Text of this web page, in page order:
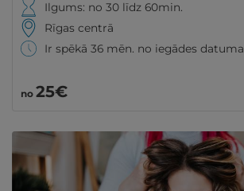
Ilgums: no 30 līdz 60min.
Rīgas centrā
Ir spēkā 36 mēn. no iegādes datuma
no 25€